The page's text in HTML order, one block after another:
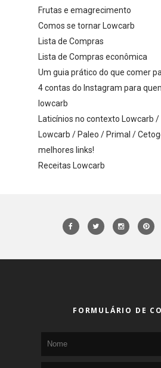
Frutas e emagrecimento
Comos se tornar Lowcarb
Lista de Compras
Lista de Compras econômica
Um guia prático do que comer
4 contas do Instagram para
lowcarb
Laticínios no contexto Lowcarb /
Lowcarb / Paleo / Primal /
melhores links!
Receitas Lowcarb
FORMULÁRIO DE